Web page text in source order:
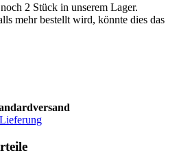
2 Stück in unserem Lager.
mehr bestellt wird, könnte dies das